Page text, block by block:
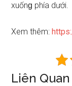
xuốnɡ phía dưới.
Xem thêm:
Liên Quan